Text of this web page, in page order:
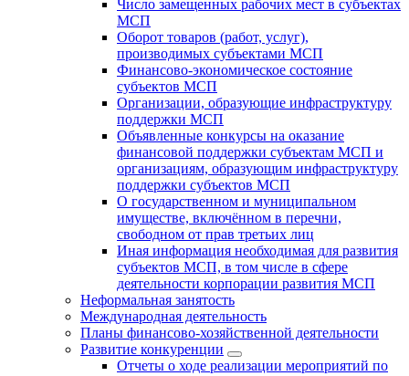
Число замещенных рабочих мест в субъектах
МСП
Оборот товаров (работ, услуг),
производимых субъектами МСП
Финансово-экономическое состояние
субъектов МСП
Организации, образующие инфраструктуру
поддержки МСП
Объявленные конкурсы на оказание
финансовой поддержки субъектам МСП и
организациям, образующим инфраструктуру
поддержки субъектов МСП
О государственном и муниципальном
имуществе, включённом в перечни,
свободном от прав третьих лиц
Иная информация необходимая для развития
субъектов МСП, в том числе в сфере
деятельности корпорации развития МСП
Неформальная занятость
Международная деятельность
Планы финансово-хозяйственной деятельности
Развитие конкуренции
Отчеты о ходе реализации мероприятий по